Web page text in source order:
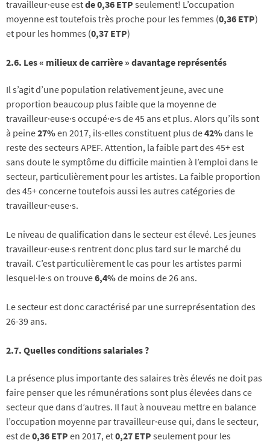
travailleur·euse estde 0,36 ETP seulement! L’occupation
moyenne est toutefois très proche pour les femmes (0,36 ETP)
et pour les hommes (0,37 ETP)
2.6. Les « milieux de carrière » davantage représentés
Il s’agit d’une population relativement jeune, avec une
proportion beaucoup plus faible que la moyenne de
travailleur·euse·s occupé·e·s de 45 ans et plus. Alors qu’ils sont
à peine27%en 2017, ils·elles constituent plus de42%dans le
reste des secteurs APEF. Attention, la faible part des 45+ est
sans doute le symptôme du difficile maintien à l’emploi dans le
secteur, particulièrement pour les artistes. La faible proportion
des 45+ concerne toutefois aussi les autres catégories de
travailleur·euse·s.
Le niveau de qualification dans le secteur est élevé. Les jeunes
travailleur·euse·s rentrent donc plus tard sur le marché du
travail. C’est particulièrement le cas pour les artistes parmi
lesquel·le·s on trouve6,4%de moins de 26 ans.
Le secteur est donc caractérisé par une surreprésentation des
26-39 ans.
2.7. Quelles conditions salariales ?
La présence plus importante des salaires très élevés ne doit pas
faire penser que les rémunérations sont plus élevées dans ce
secteur que dans d’autres. Il faut à nouveau mettre en balance
l’occupation moyenne par travailleur·euse qui, dans le secteur,
est de0,36 ETP en 2017, et0,27 ETP seulement pour les